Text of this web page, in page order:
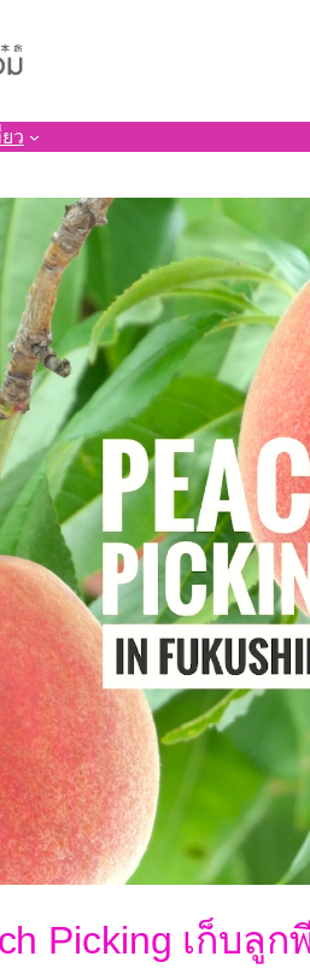
ว
Picking เก็บ